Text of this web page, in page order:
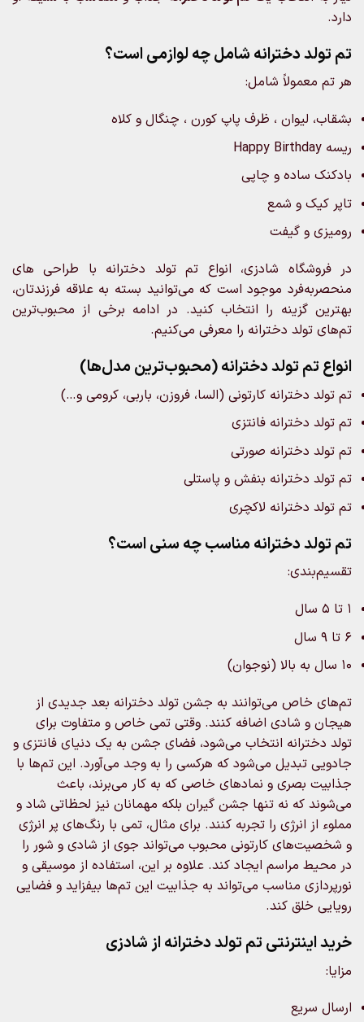
دارد.
تم تولد دخترانه شامل چه لوازمی است؟
هر تم معمولاً شامل:
بشقاب، لیوان ، ظرف پاپ کورن ، چنگال و کلاه
ریسه Happy Birthday
بادکنک ساده و چاپی
تاپر کیک و شمع
رومیزی و گیفت
در فروشگاه شادزی، انواع تم تولد دخترانه با طراحی‌ های
منحصربه‌فرد موجود است که می‌توانید بسته به علاقه فرزندتان،
بهترین گزینه را انتخاب کنید. در ادامه برخی از محبوب‌ترین
تم‌های تولد دخترانه را معرفی می‌کنیم.
انواع تم تولد دخترانه (محبوب‌ترین مدل‌ها)
تم تولد دخترانه کارتونی (السا، فروزن، باربی، کرومی و…)
تم تولد دخترانه فانتزی
تم تولد دخترانه صورتی
تم تولد دخترانه بنفش و پاستلی
تم تولد دخترانه لاکچری
تم تولد دخترانه مناسب چه سنی است؟
تقسیم‌بندی:
۱ تا ۵ سال
۶ تا ۹ سال
۱۰ سال به بالا (نوجوان)
تم‌های خاص می‌توانند به جشن تولد دخترانه بعد جدیدی از
هیجان و شادی اضافه کنند. وقتی تمی خاص و متفاوت برای
تولد دخترانه انتخاب می‌شود، فضای جشن به یک دنیای فانتزی و
جادویی تبدیل می‌شود که هرکسی را به وجد می‌آورد. این تم‌ها با
جذابیت بصری و نمادهای خاصی که به کار می‌برند، باعث
می‌شوند که نه تنها جشن‌ گیران بلکه مهمانان نیز لحظاتی شاد و
مملوء از انرژی را تجربه کنند. برای مثال، تمی با رنگ‌های پر انرژی
و شخصیت‌های کارتونی محبوب می‌تواند جوی از شادی و شور را
در محیط مراسم ایجاد کند. علاوه بر این، استفاده از موسیقی و
نورپردازی مناسب می‌تواند به جذابیت این تم‌ها بیفزاید و فضایی
رویایی خلق کند.
خرید اینترنتی تم تولد دخترانه از شادزی
مزایا:
ارسال سریع